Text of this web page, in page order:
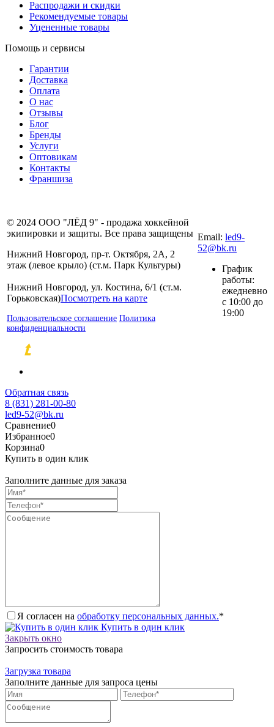
Распродажи и скидки
Рекомендуемые товары
Уцененные товары
Помощь и сервисы
Гарантии
Доставка
Оплата
О нас
Отзывы
Блог
Бренды
Услуги
Оптовикам
Контакты
Франшиза
© 2024 ООО "ЛЁД 9" - продажа хоккейной
экипировки и защиты. Все права защищены
Нижний Новгород, пр-т. Октября, 2А, 2
этаж (левое крыло) (ст.м. Парк Культуры)
Нижний Новгород, ул. Костина, 6/1 (ст.м.
Горьковская)Посмотреть на карте
Пользовательское соглашение Политика
конфиденциальности
Email: led9-
52@bk.ru
График
работы:
ежедневно
с 10:00 до
19:00
Обратная связь
8 (831) 281-00-80
led9-52@bk.ru
Сравнение0
Избранное0
Корзина0
Купить в один клик
Заполните данные для заказа
Я согласен на обработку персональных данных.*
Купить в один клик
Закрыть окно
Запросить стоимость товара
Загрузка товара
Заполните данные для запроса цены